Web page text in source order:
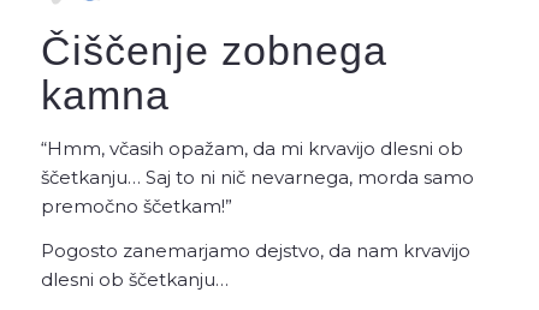
Čiščenje zobnega
kamna
“Hmm, včasih opažam, da mi krvavijo dlesni ob
ščetkanju… Saj to ni nič nevarnega, morda samo
premočno ščetkam!”
Pogosto zanemarjamo dejstvo, da nam krvavijo
dlesni ob ščetkanju…